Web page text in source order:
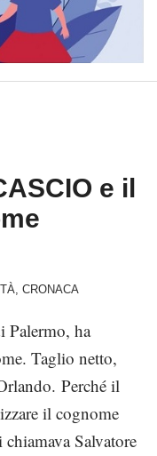
e il
, CRONACA
Palermo, ha
Taglio netto,
Perché il
il cognome
Salvatore